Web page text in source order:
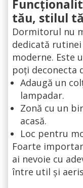
tău, stilul
Dormitorul nu
dedicată rutinei
moderne. Este
poți deconecta
Adaugă un
lampadar.
Zonă cu un
acasă.
Loc pentru
Foarte
ai nevoie cu
între util și